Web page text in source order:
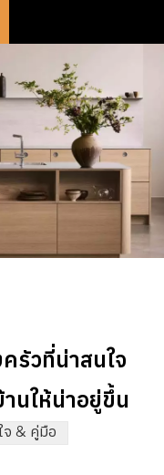
รัวที่น่าสนใจ
านให้น่าอยู่ขึ้น
จ & คู่มือ